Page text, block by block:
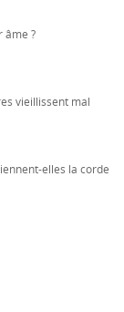
âme ?
vieillissent mal
elles la corde